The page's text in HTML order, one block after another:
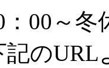
：00～
記のURL